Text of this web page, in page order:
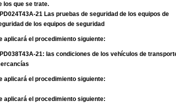
los que se trate.
21 Las pruebas de seguridad de los equipos de
de los equipos de seguridad
aplicará el procedimiento siguiente:
21: las condiciones de los vehículos de
aplicará el procedimiento siguiente:
aplicará el procedimiento siguiente: